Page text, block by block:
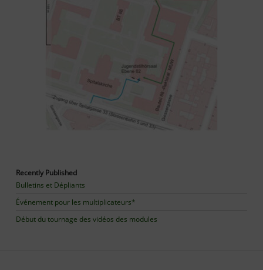
Recently Published
Bulletins et Dépliants
Événement pour les multiplicateurs*
Début du tournage des vidéos des modules